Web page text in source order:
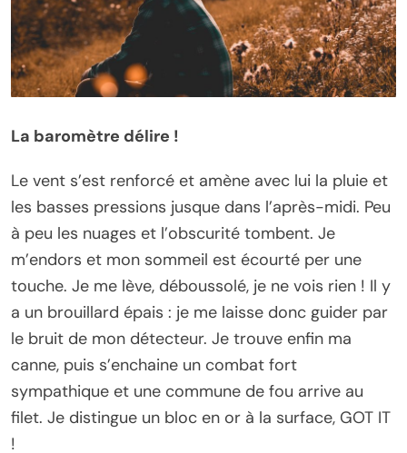
La baromètre délire !
Le vent s’est renforcé et amène avec lui la pluie et
les basses pressions jusque dans l’après-midi. Peu
à peu les nuages ​​et l’obscurité tombent. Je
m’endors et mon sommeil est écourté per une
touche. Je me lève, déboussolé, je ne vois rien ! Il y
a un brouillard épais : je me laisse donc guider par
le bruit de mon détecteur. Je trouve enfin ma
canne, puis s’enchaine un combat fort
sympathique et une commune de fou arrive au
filet. Je distingue un bloc en or à la surface, GOT IT
!